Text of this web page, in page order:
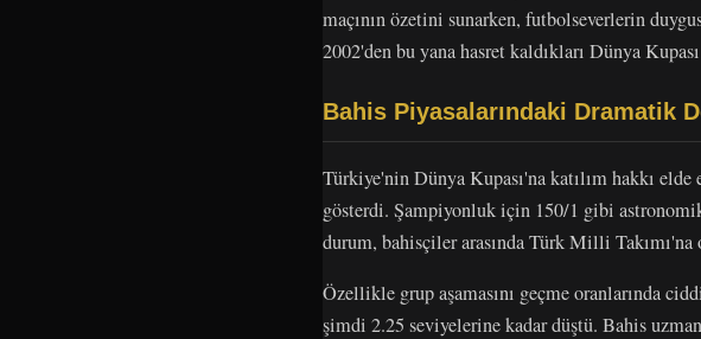
maçının özetini sunarken, futbolseverlerin
2002'den bu yana hasret kaldıkları Dünya
Bahis Piyasalarındaki Dramatik
Türkiye'nin Dünya Kupası'na katılım hakkı
gösterdi. Şampiyonluk için 150/1 gibi
durum, bahisçiler arasında Türk Milli Takımı'na
Özellikle grup aşamasını geçme oranlarında
şimdi 2.25 seviyelerine kadar düştü. Bahis